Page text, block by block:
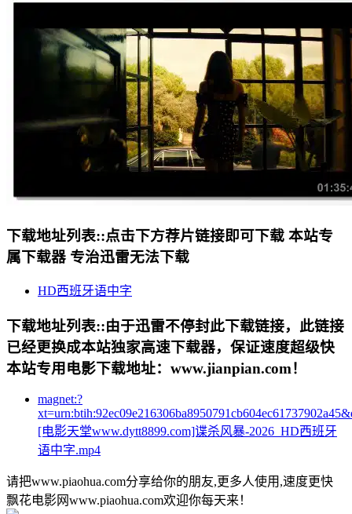
下载地址列表::点击下方荐片链接即可下载 本站专
属下载器 专治迅雷无法下载
HD西班牙语中字
下载地址列表::由于迅雷不停封此下载链接，此链接
已经更换成本站独家高速下载器，保证速度超级快
本站专用电影下载地址：www.jianpian.com！
magnet:?
[电影天堂www.dytt8899.com]谍杀风暴-2026_HD西班牙
语中字.mp4
请把www.piaohua.com分享给你的朋友,更多人使用,速度更快
飘花电影网www.piaohua.com欢迎你每天来！